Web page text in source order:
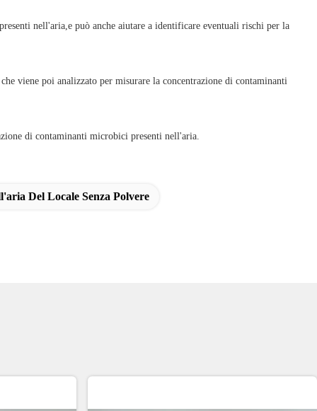
nell'aria,e può anche aiutare a identificare eventuali rischi per la
viene poi analizzato per misurare la concentrazione di contaminanti
di contaminanti microbici presenti nell'aria.
Del Locale Senza Polvere